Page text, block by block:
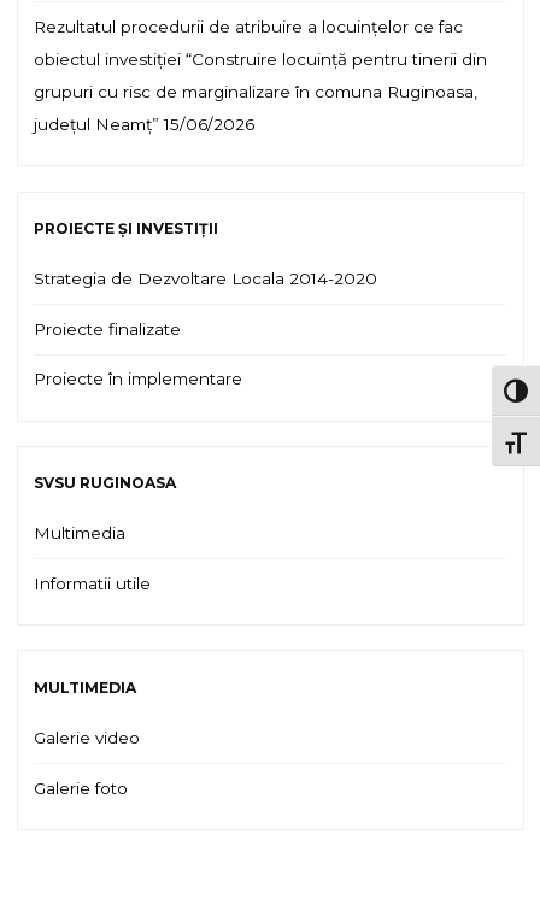
Rezultatul procedurii de atribuire a locuințelor ce fac
obiectul investiției “Construire locuință pentru tinerii din
grupuri cu risc de marginalizare în comuna Ruginoasa,
județul Neamț” 15/06/2026
PROIECTE ȘI INVESTIȚII
Strategia de Dezvoltare Locala 2014-2020
Proiecte finalizate
Proiecte în implementare
SVSU RUGINOASA
Multimedia
Informatii utile
MULTIMEDIA
Galerie video
Galerie foto